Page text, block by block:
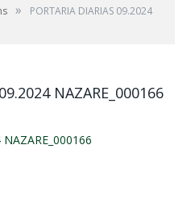
»
PORTARIA DIARIAS 09.2024
NAZARE_000166